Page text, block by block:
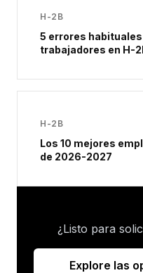
H-2B
5 errores
trabajadores en H-
H-2B
Los 10 mejores
de 2026-2027
¿Listo para
Explore las